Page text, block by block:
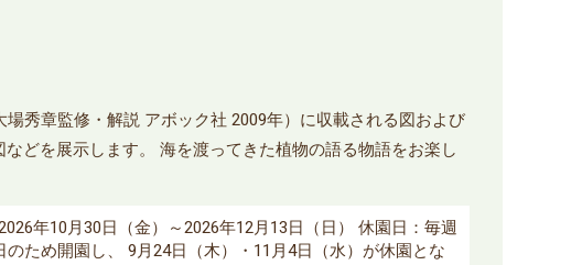
秀章監修・解説 アボック社 2009年）に収載される図および
どを展示します。 海を渡ってきた植物の語る物語をお楽し
年10月30日（金）～2026年12月13日（日） 休園日：毎週
ため開園し、 9月24日（木）・11月4日（水）が休園とな